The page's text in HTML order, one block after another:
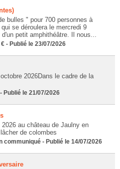
bulles " pour 700 personnes à
se déroulera le mercredi 9
petit amphithéâtre. Il nous...
- Publié le 23/07/2026
2026Dans le cadre de la
Publié le 21/07/2026
au château de Jaulny en
de colombes
communiqué - Publié le 14/07/2026